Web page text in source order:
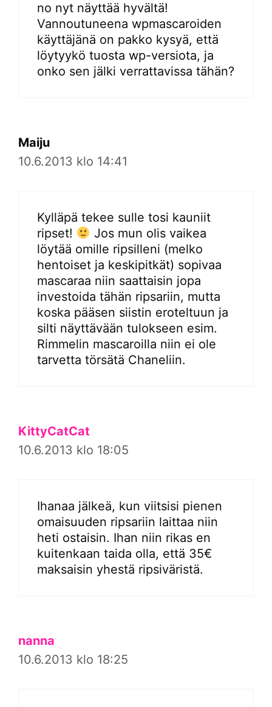
no nyt näyttää hyvältä!
Vannoutuneena wpmascaroiden
käyttäjänä on pakko kysyä, että
löytyykö tuosta wp-versiota, ja
onko sen jälki verrattavissa tähän?
Maiju
10.6.2013 klo 14:41
Kylläpä tekee sulle tosi kauniit
ripset!
Jos mun olis vaikea
löytää omille ripsilleni (melko
hentoiset ja keskipitkät) sopivaa
mascaraa niin saattaisin jopa
investoida tähän ripsariin, mutta
koska pääsen siistin eroteltuun ja
silti näyttävään tulokseen esim.
Rimmelin mascaroilla niin ei ole
tarvetta törsätä Chaneliin.
KittyCatCat
10.6.2013 klo 18:05
Ihanaa jälkeä, kun viitsisi pienen
omaisuuden ripsariin laittaa niin
heti ostaisin. Ihan niin rikas en
kuitenkaan taida olla, että 35€
maksaisin yhestä ripsiväristä.
nanna
10.6.2013 klo 18:25